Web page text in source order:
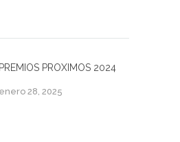
PREMIOS PROXIMOS 2024
enero 28, 2025